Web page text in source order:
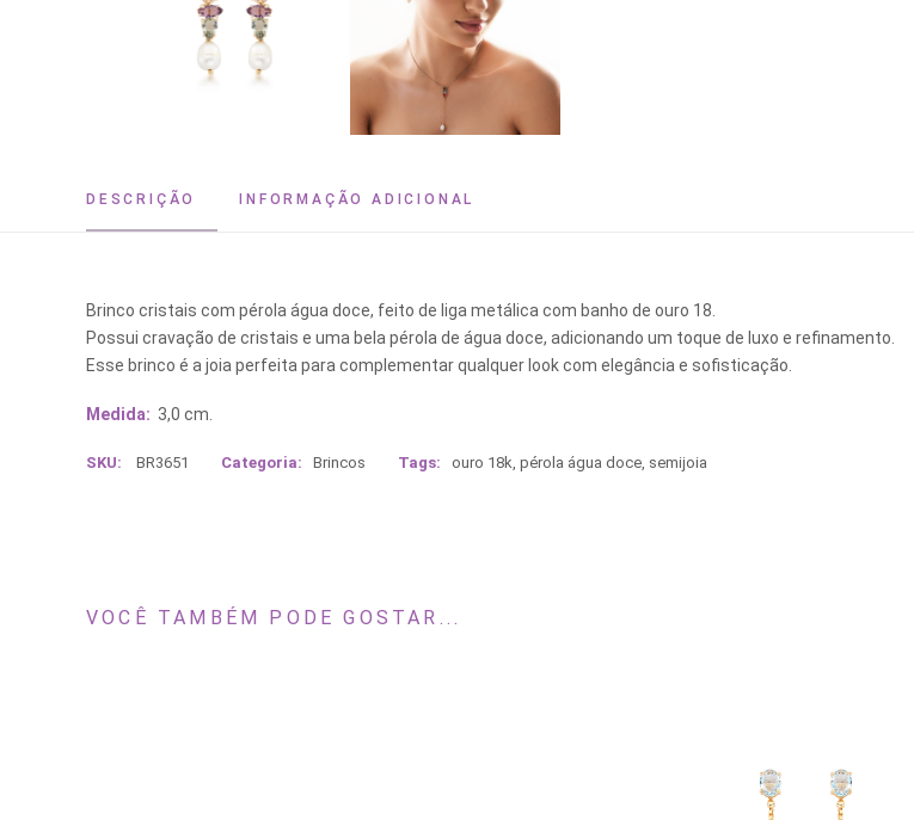
DESCRIÇÃO INFORMAÇÃO ADICIONAL
Brinco cristais com pérola água doce, feito de liga metálica com banho de ouro 18.
Possui cravação de cristais e uma bela pérola de água doce, adicionando um toque de luxo e refinamento.
Esse brinco é a joia perfeita para complementar qualquer look com elegância e sofisticação.
Medida: 3,0 cm.
SKU: BR3651 Categoria: Brincos Tags: ouro 18k, pérola água doce, semijoia
VOCÊ TAMBÉM PODE GOSTAR...